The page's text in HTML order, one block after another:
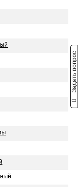
Задать вопрос